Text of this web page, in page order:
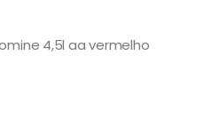
4,5l aa vermelho